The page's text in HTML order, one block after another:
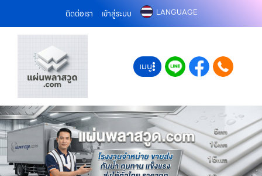
ติดต่อเรา เข้าสู่ระบบ LANGUAGE
เมนู